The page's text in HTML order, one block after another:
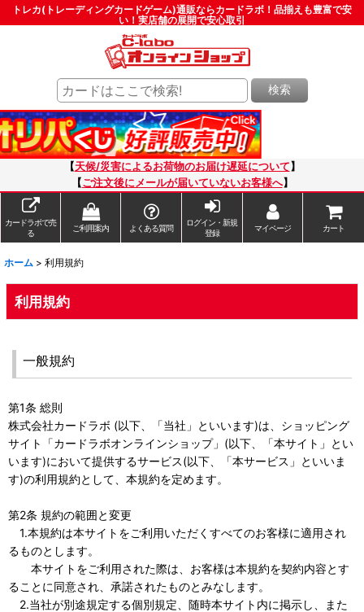
トレカ(トレーディングカードゲーム)通販ならカードラボ！品揃えも豊富で安
い！実店舗の展開で安心取引
検索
【天候/災害によるお荷物のお届け遅延について 】
【ご注文後にメールが届いていないお客様へ】
カードラボで売
る
ご利用案内 よくある質問
ログイン・新規
登録
マイページ カート
ホーム > 利用規約
利用規約
一般規約
第1条 総則
株式会社カードラボ (以下、「当社」といいます)は、ショッピング
サイト「カードラボオンラインショップ」(以下、「本サイト」とい
います)において提供するサービス(以下、「本サービス」といいま
す)の利用規約として、本規約を定めます。
第2条 規約の範囲と変更
1.本規約は本サイトをご利用いただくすべてのお客様に適用され
るものとします。
本サイトをご利用された際は、お客様は本規約を契約内容とす
ることに同意され、承諾されたものとみなします。
2.当社が別途規定する個別規定、随時本サイト内に掲示し、また